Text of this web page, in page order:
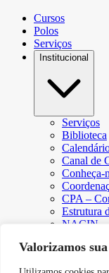
Valorizamos
Cursos
Polos
Serviços
Institucional
Serviços
Biblioteca
Canal de
Conheça-
CPA –
Estrutura
NACIN
Núcleo de